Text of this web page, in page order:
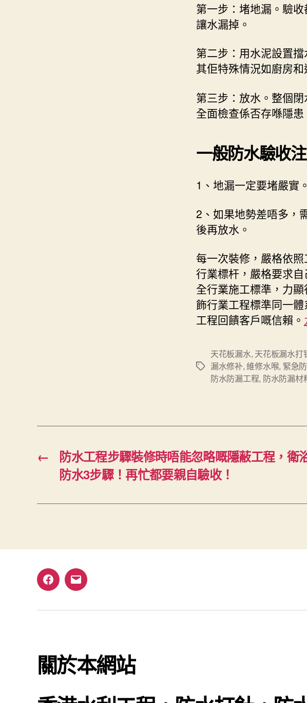
第一步：堵地漏。驗
讓水漏掉。
第二步：用水泥設置
其佢特殊情況如廚房
第三步：放水。整個
全面檢查係否存喺隱
一般防水驗收
1、地漏一定要堵嚴實。
2、如果地勢差唔多，
後再放水。
每一次裝修，嚴格依
行業標杆，嚴格要求
全行業施工標準，力
飾行業工程標準同一
工程回饋客戶嘅信賴。
Tags
天花板漏水, 天花板漏水打
漏水修补,維修水喉, 緊急
防水防漏工程, 防水防漏材
←
防水工程步驟裝修時唔能忽略嘅隱蔽工程，衛
防水3步驟！再忙都要親自驗收！
Facebook
電
關於本網站